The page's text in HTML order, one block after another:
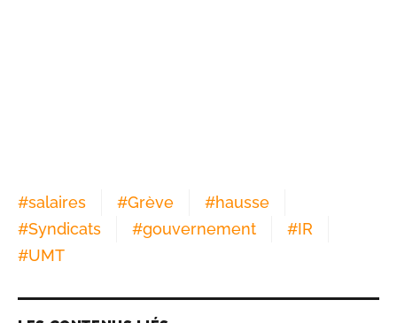
#salaires #Grève #hausse
#Syndicats #gouvernement #IR
#UMT